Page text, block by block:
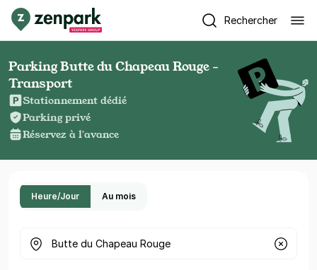
Rechercher
Parking Butte du Chapeau Rouge -
Transport
Stationnement dédié
Parking privé
Réservez à l'avance
Heure/Jour Au mois
Où cherchez-vous un parking ?